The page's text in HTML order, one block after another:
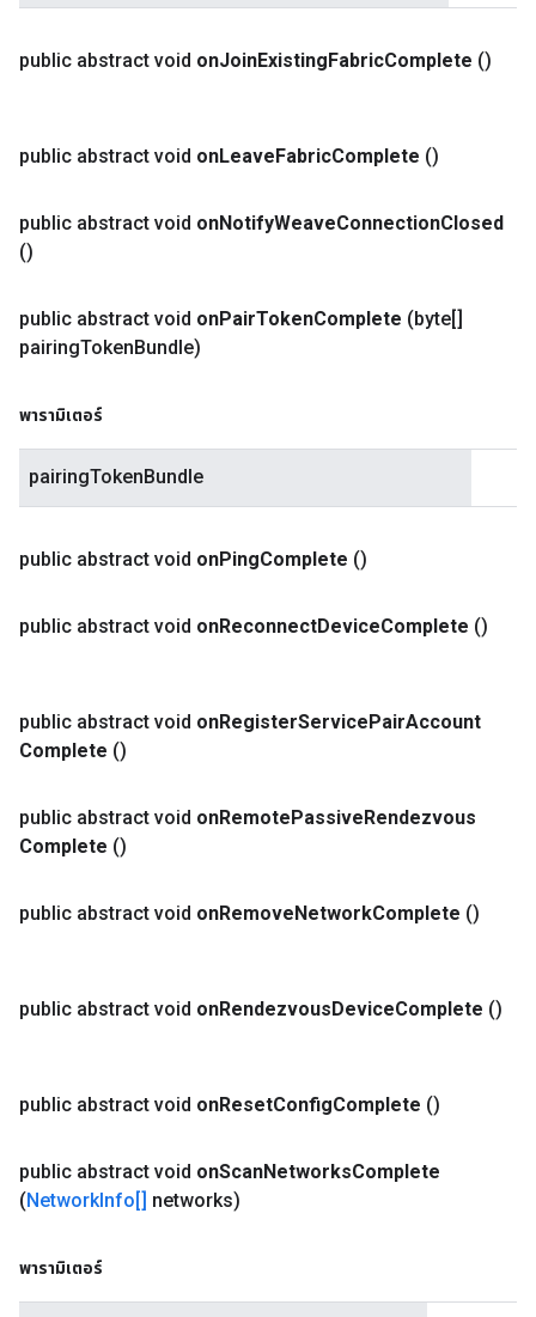
public abstract void onJoinExistingFabricComplete ()
public abstract void onLeaveFabricComplete ()
public abstract void onNotifyWeaveConnectionClosed
()
public abstract void onPairTokenComplete (byte[]
pairingTokenBundle)
พารามิเตอร์
pairingTokenBundle
public abstract void onPingComplete ()
public abstract void onReconnectDeviceComplete ()
public abstract void onRegisterServicePairAccount
Complete ()
public abstract void onRemotePassiveRendezvous
Complete ()
public abstract void onRemoveNetworkComplete ()
public abstract void onRendezvousDeviceComplete ()
public abstract void onResetConfigComplete ()
public abstract void onScanNetworksComplete
(NetworkInfo[] networks)
พารามิเตอร์